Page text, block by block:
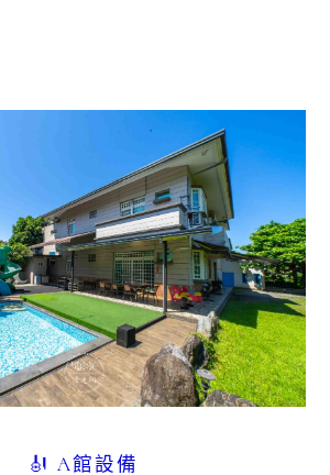
🎻 A館設備